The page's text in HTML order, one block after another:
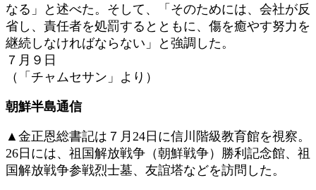
なる」と述べた。そして、「そのためには、会社が反
省し、責任者を処罰するとともに、傷を癒やす努力を
継続しなければならない」と強調した。
７月９日
（「チャムセサン」より）
朝鮮半島通信
▲金正恩総書記は７月24日に信川階級教育館を視察。
26日には、祖国解放戦争（朝鮮戦争）勝利記念館、祖
国解放戦争参戦烈士墓、友誼塔などを訪問した。